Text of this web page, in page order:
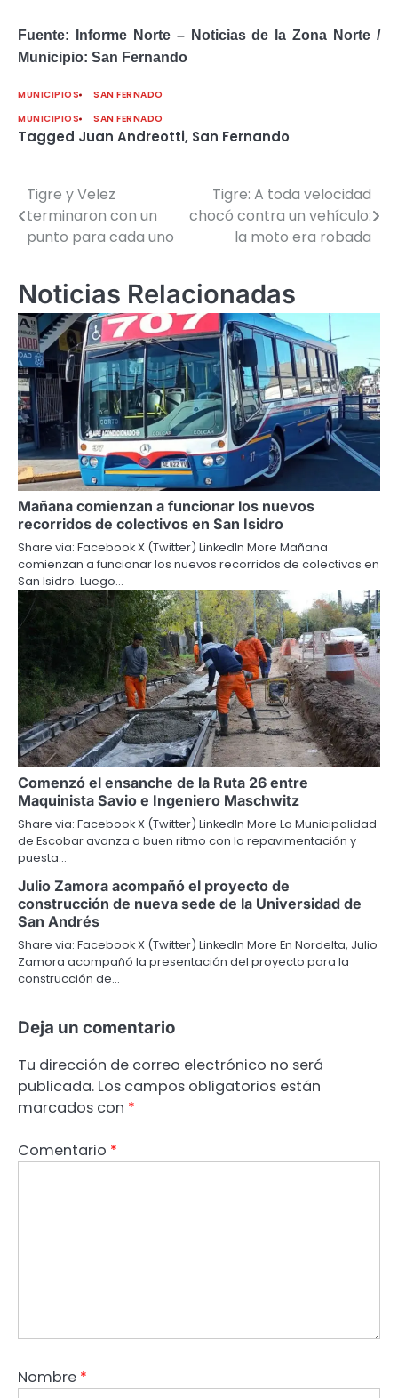
Fuente: Informe Norte – Noticias de la Zona Norte /
Municipio: San Fernando
MUNICIPIOS
SAN FERNADO
MUNICIPIOS
SAN FERNADO
Tagged Juan Andreotti, San Fernando
Navegación
de
Tigre y Velez
terminaron con un
punto para cada uno
Tigre: A toda velocidad
chocó contra un vehículo:
la moto era robada
Noticias Relacionadas
Mañana comienzan a funcionar los nuevos
recorridos de colectivos en San Isidro
Share via: Facebook X (Twitter) LinkedIn More Mañana
comienzan a funcionar los nuevos recorridos de colectivos en
San Isidro. Luego…
Comenzó el ensanche de la Ruta 26 entre
Maquinista Savio e Ingeniero Maschwitz
Share via: Facebook X (Twitter) LinkedIn More La Municipalidad
de Escobar avanza a buen ritmo con la repavimentación y
puesta…
Julio Zamora acompañó el proyecto de
construcción de nueva sede de la Universidad de
San Andrés
Share via: Facebook X (Twitter) LinkedIn More En Nordelta, Julio
Zamora acompañó la presentación del proyecto para la
construcción de…
Deja un comentario
Tu dirección de correo electrónico no será
publicada. Los campos obligatorios están
marcados con *
Comentario *
Nombre *